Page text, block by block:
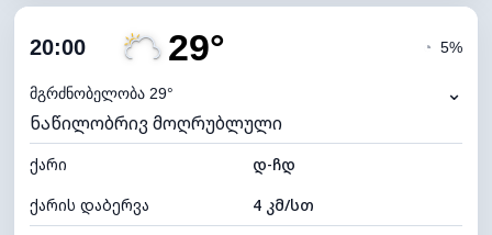
ღრუბლიანობა
ნამის წერტილი
ხილვადობა
5 კმ
განათების ინდექსი 7 (ნათელი)
ღრუბლის სიმაღლე 7840 მ
20:00 29°
მგრძნობელობა 29°
◔ 5%
⌄
ნაწილობრივ მოღრუბლული
ქარი
დ-ჩდ
ქარის დაბერვა
4 კმ/სთ